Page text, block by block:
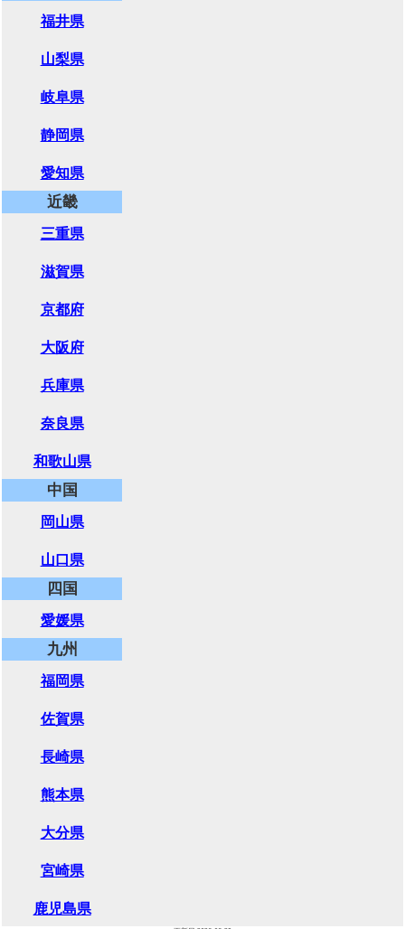
福井県
山梨県
岐阜県
静岡県
愛知県
近畿
三重県
滋賀県
京都府
大阪府
兵庫県
奈良県
和歌山県
中国
岡山県
山口県
四国
愛媛県
九州
福岡県
佐賀県
長崎県
熊本県
大分県
宮崎県
鹿児島県